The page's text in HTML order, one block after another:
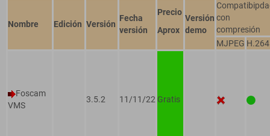
Nombre Edición Versión
Fecha
versión
Precio
Aprox
Versión
demo
con
compresión
MJPEG H.264
Foscam
VMS
3.5.2 11/11/22 Gratis